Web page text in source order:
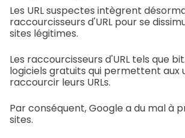
Les URL suspectes intègrent
raccourcisseurs d'URL pour se
sites légitimes.
Les raccourcisseurs d'URL tels que
logiciels gratuits qui permettent aux
raccourcir leurs URLs.
Par conséquent, Google a du mal à
sites.